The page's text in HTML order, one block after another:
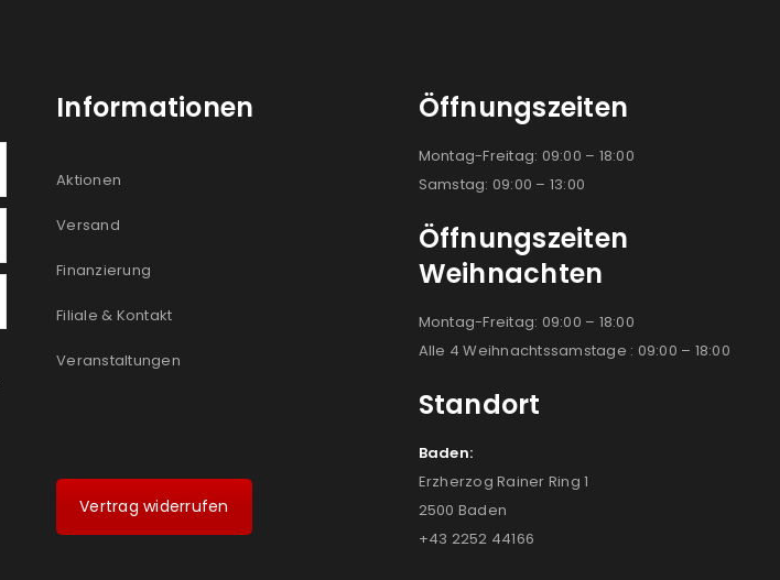
Informationen
Aktionen
Versand
Finanzierung
Filiale & Kontakt
Veranstaltungen
Vertrag widerrufen
Öffnungszeiten
Montag-Freitag: 09:00 – 18:00
Samstag: 09:00 – 13:00
Öffnungszeiten
Weihnachten
Montag-Freitag: 09:00 – 18:00
Alle 4 Weihnachtssamstage : 09:00 – 18:00
Standort
Baden:
Erzherzog Rainer Ring 1
2500 Baden
+43 2252 44166